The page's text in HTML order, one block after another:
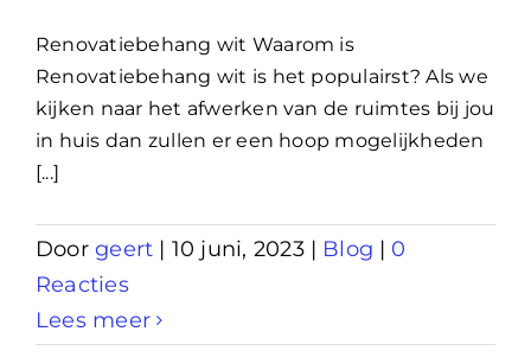
Renovatiebehang wit Waarom is
Renovatiebehang wit is het populairst? Als we
kijken naar het afwerken van de ruimtes bij jou
in huis dan zullen er een hoop mogelijkheden
[...]
Doorgeert | 10 juni, 2023 | Blog | 0
Reacties
Lees meer